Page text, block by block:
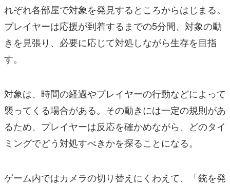
れぞれ各部屋で対象を発見するところからはじまる。
プレイヤーは応援が到着するまでの5分間、対象の動
きを見張り、必要に応じて対処しながら生存を目指
す。
対象は、時間の経過やプレイヤーの行動などによって
襲ってくる場合がある。その動きには一定の規則があ
るため、プレイヤーは反応を確かめながら、どのタイ
ミングでどう対処すべきかを探ることになる。
ゲーム内ではカメラの切り替えにくわえて、「銃を発